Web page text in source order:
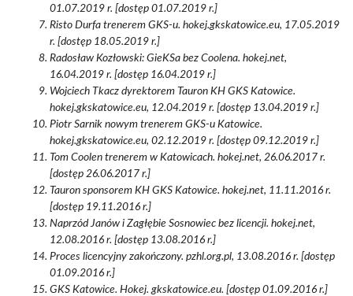
01.07.2019 r. [dostęp 01.07.2019 r.]
Risto Durfa trenerem GKS-u. hokej.gkskatowice.eu, 17.05.2019
r. [dostęp 18.05.2019 r.]
Radosław Kozłowski: GieKSa bez Coolena. hokej.net,
16.04.2019 r. [dostęp 16.04.2019 r.]
Wojciech Tkacz dyrektorem Tauron KH GKS Katowice.
hokej.gkskatowice.eu, 12.04.2019 r. [dostęp 13.04.2019 r.]
Piotr Sarnik nowym trenerem GKS-u Katowice.
hokej.gkskatowice.eu, 02.12.2019 r. [dostęp 09.12.2019 r.]
Tom Coolen trenerem w Katowicach. hokej.net, 26.06.2017 r.
[dostęp 26.06.2017 r.]
Tauron sponsorem KH GKS Katowice. hokej.net, 11.11.2016 r.
[dostęp 19.11.2016 r.]
Naprzód Janów i Zagłębie Sosnowiec bez licencji. hokej.net,
12.08.2016 r. [dostęp 13.08.2016 r.]
Proces licencyjny zakończony. pzhl.org.pl, 13.08.2016 r. [dostęp
01.09.2016 r.]
GKS Katowice. Hokej. gkskatowice.eu. [dostęp 01.09.2016 r.]